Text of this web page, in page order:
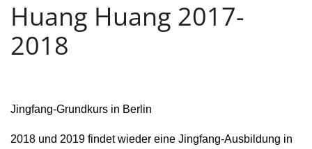
Huang Huang 2017-
2018
Jingfang-Grundkurs in Berlin
2018 und 2019 findet wieder eine Jingfang-Ausbildung in